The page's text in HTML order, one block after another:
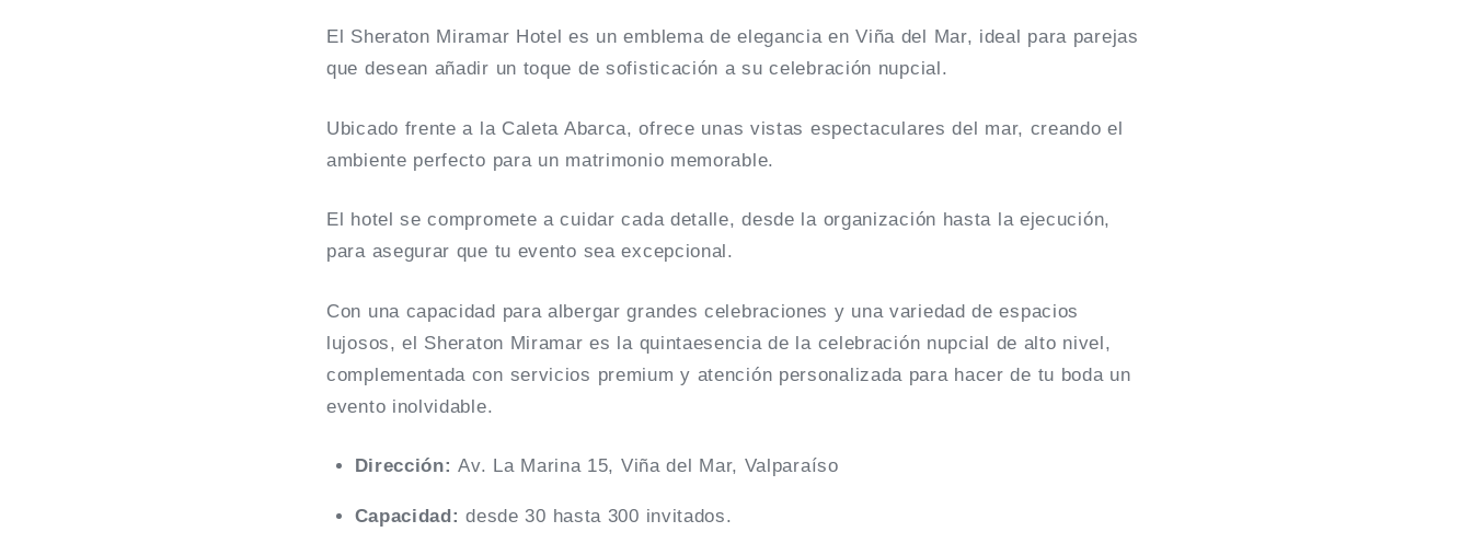
El Sheraton Miramar Hotel es un emblema de elegancia en Viña del Mar, ideal para parejas
que desean añadir un toque de sofisticación a su celebración nupcial.
Ubicado frente a la Caleta Abarca, ofrece unas vistas espectaculares del mar, creando el
ambiente perfecto para un matrimonio memorable.
El hotel se compromete a cuidar cada detalle, desde la organización hasta la ejecución,
para asegurar que tu evento sea excepcional.
Con una capacidad para albergar grandes celebraciones y una variedad de espacios
lujosos, el Sheraton Miramar es la quintaesencia de la celebración nupcial de alto nivel,
complementada con servicios premium y atención personalizada para hacer de tu boda un
evento inolvidable.
Dirección:Av. La Marina 15, Viña del Mar, Valparaíso
Capacidad:desde 30 hasta 300 invitados.